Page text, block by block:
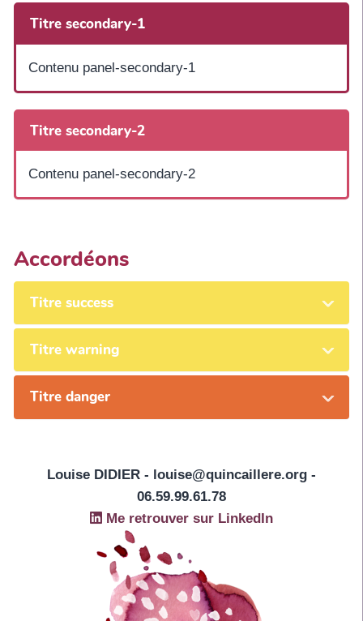
Titre secondary-1
Contenu panel-secondary-1
Titre secondary-2
Contenu panel-secondary-2
Accordéons
Titre success
Titre warning
Titre danger
Louise DIDIER - louise@quincaillere.org -
06.59.99.61.78
Me retrouver sur LinkedIn